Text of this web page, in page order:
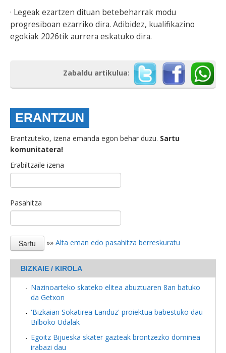
· Legeak ezartzen dituan betebeharrak modu
progresiboan ezarriko dira. Adibidez, kualifikazino
egokiak 2026tik aurrera eskatuko dira.
Zabaldu artikulua:
ERANTZUN
Erantzuteko, izena emanda egon behar duzu. Sartu
komunitatera!
Erabiltzaile izena
Pasahitza
»» Alta eman edo pasahitza berreskuratu
BIZKAIE / KIROLA
Nazinoarteko skateko elitea abuztuaren 8an batuko
da Getxon
'Bizkaian Sokatirea Landuz' proiektua babestuko dau
Bilboko Udalak
Egoitz Bijueska skater gazteak brontzezko dominea
irabazi dau